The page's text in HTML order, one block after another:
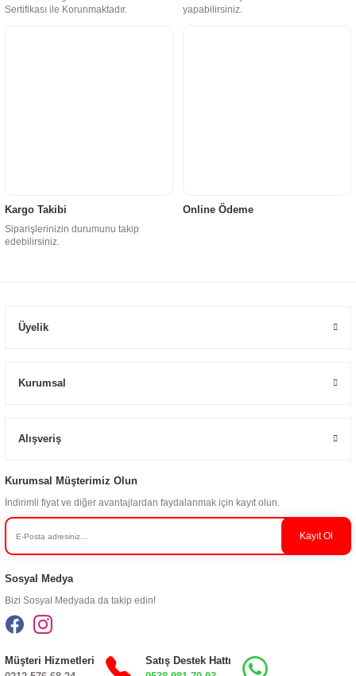
Sertifikası ile Korunmaktadır.
yapabilirsiniz.
Kargo Takibi
Siparişlerinizin durumunu takip
edebilirsiniz.
Online Ödeme
Üyelik
Kurumsal
Alışveriş
Kurumsal Müşterimiz Olun
İndirimli fiyat ve diğer avantajlardan faydalanmak için kayıt olun.
Kayıt Ol
Sosyal Medya
Bizi Sosyal Medyada da takip edin!
Müşteri Hizmetleri
Satış Destek Hattı